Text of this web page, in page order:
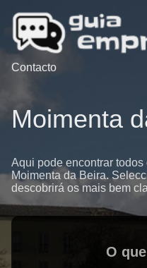
Contacto
Moimenta
Aqui pode encontrar
Moimenta da Beira.
descobrirá os mais bem
O